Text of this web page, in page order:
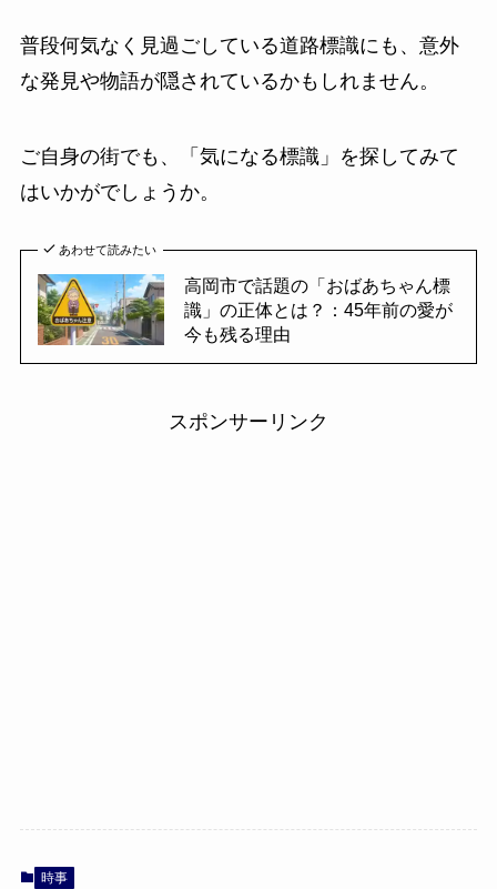
普段何気なく見過ごしている道路標識にも、意外
な発見や物語が隠されているかもしれません。
ご自身の街でも、「気になる標識」を探してみて
はいかがでしょうか。
あわせて読みたい
高岡市で話題の「おばあちゃん標
識」の正体とは？：45年前の愛が
今も残る理由
スポンサーリンク
時事